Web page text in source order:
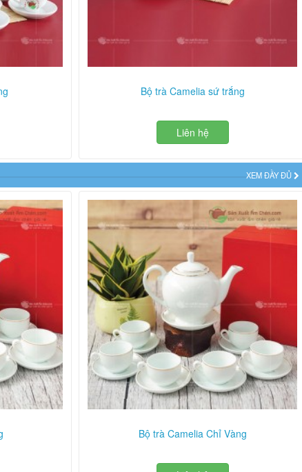
Bộ trà Camelia sứ trắng
Liên hệ
XEM ĐẦY ĐỦ
Bộ trà Camelia Chỉ Vàng